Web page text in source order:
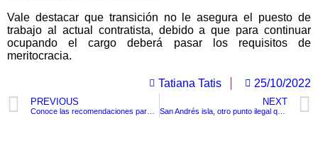
Vale destacar que transición no le asegura el puesto de
trabajo al actual contratista, debido a que para continuar
ocupando el cargo deberá pasar los requisitos de
meritocracia.
Tatiana Tatis 25/10/2022
PREVIOUS NEXT
San Andrés isla, otro punto ilegal que usan los migrantes.